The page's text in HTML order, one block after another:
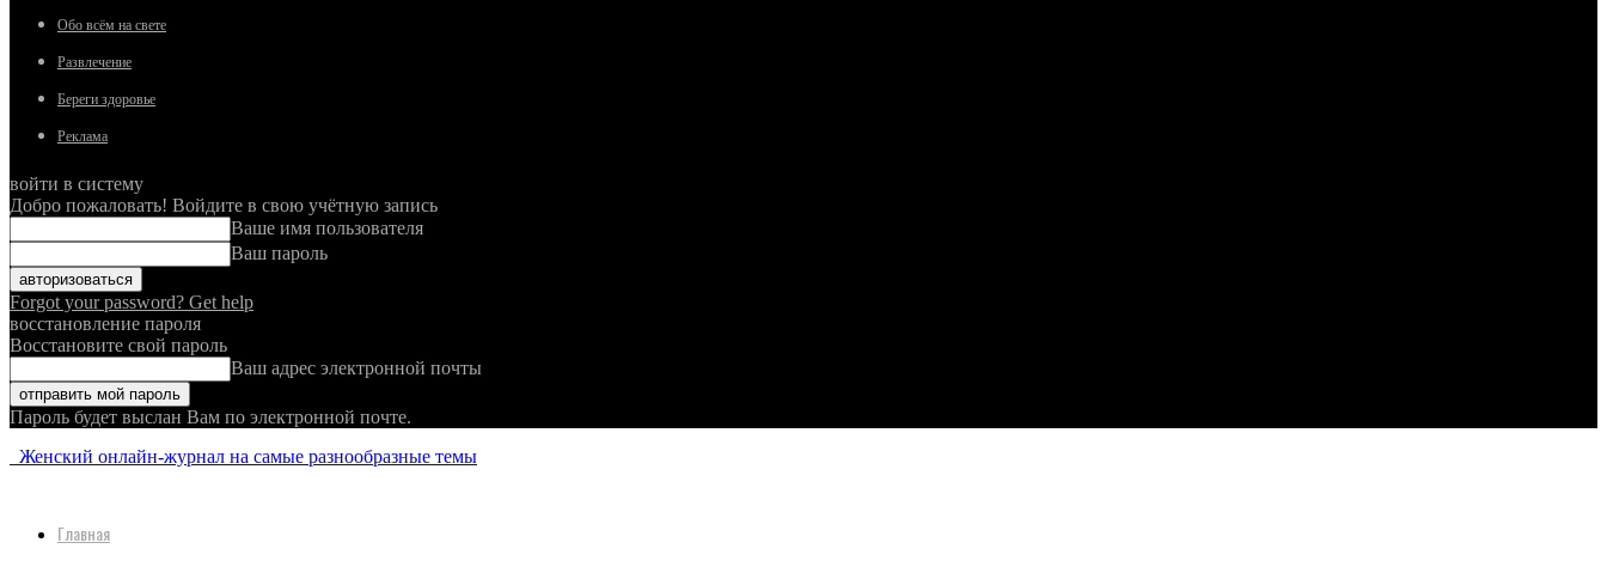
Обо всём на свете
Развлечение
Береги здоровье
Реклама
войти в систему
Добро пожаловать! Войдите в свою учётную запись
Ваше имя пользователя
Ваш пароль
Forgot your password? Get help
восстановление пароля
Восстановите свой пароль
Ваш адрес электронной почты
Пароль будет выслан Вам по электронной почте.
Женский онлайн-журнал на самые разнообразные темы
Главная